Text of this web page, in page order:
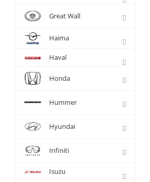
Great Wall
Haima
Haval
Honda
Hummer
Hyundai
Infiniti
Isuzu